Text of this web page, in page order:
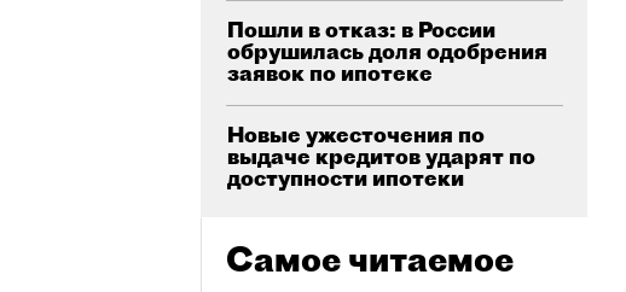
Пошли в отказ: в России
обрушилась доля одобрения
заявок по ипотеке
Новые ужесточения по
выдаче кредитов ударят по
доступности ипотеки
Самое читаемое